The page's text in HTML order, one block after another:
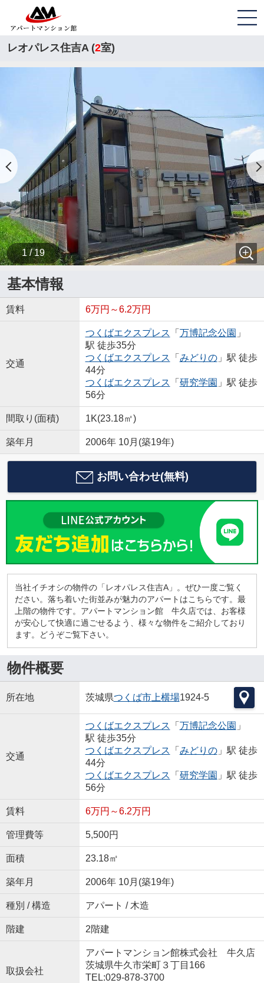
レオパレス住吉A (2室)
1 / 19
基本情報
賃料 6万円～6.2万円
交通
つくばエクスプレス 「 万博記念公園 」
駅 徒歩35分
つくばエクスプレス 「 みどりの」駅 徒歩
44分
つくばエクスプレス 「 研究学園 」駅 徒歩
56分
間取り(面積) 1K(23.18㎡)
築年月 2006年 10月(築19年)
お問い合わせ(無料)
当社イチオシの物件の「レオパレス住吉A」。ぜひ一度ご覧く
ださい。落ち着いた街並みが魅力のアパートはこちらです。最
上階の物件です。アパートマンション館 牛久店では、お客様
が安心して快適に過ごせるよう、様々な物件をご紹介しており
ます。どうぞご覧下さい。
物件概要
所在地 茨城県つくば市上横場1924-5
交通
つくばエクスプレス 「 万博記念公園 」
駅 徒歩35分
つくばエクスプレス 「 みどりの」駅 徒歩
44分
つくばエクスプレス 「 研究学園 」駅 徒歩
56分
賃料 6万円～6.2万円
管理費等 5,500円
面積 23.18㎡
築年月 2006年 10月(築19年)
種別 / 構造 アパート / 木造
階建 2階建
取扱会社
アパートマンション館株式会社 牛久店
茨城県牛久市栄町３丁目166
TEL:029-878-3700